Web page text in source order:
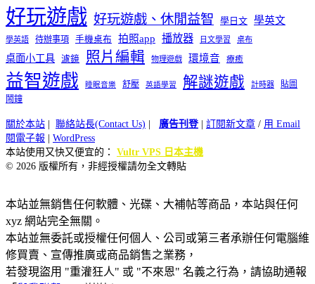
好玩遊戲 好玩遊戲、休閒益智 學日文 學英文
學英語 待辦事項 手機桌布 拍照app 播放器 日文學習 桌布
桌面小工具 濾鏡 照片編輯 物理遊戲 環境音 療癒
益智遊戲 睡眠音樂 舒壓 英語學習 解謎遊戲 計時器
貼圖
鬧鐘
關於本站 聯絡站長(Contact Us) 廣告刊登| 訂閱新文章 / 用 Email
閱電子報
WordPress
本站使用又快又便宜的： Vultr VPS 日本主機
© 2026 版權所有，非經授權請勿全文轉貼
本站並無銷售任何軟體、光碟、大補帖等商品，本站與任何
xyz 網站完全無關。
本站並無委託或授權任何個人、公司或第三者承辦任何電腦維
修買賣、宣傳推廣或商品銷售之業務，
若發現盜用 "重灌狂人" 或 "不來恩" 名義之行為，請協助通報